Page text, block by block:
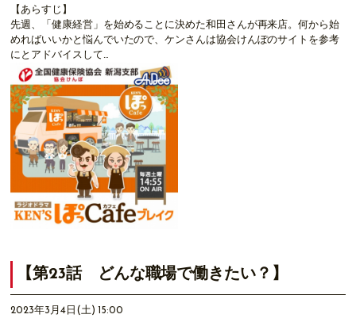
【あらすじ】
先週、「健康経営」を始めることに決めた和田さんが再来店。何から始
めればいいかと悩んでいたので、ケンさんは協会けんぽのサイトを参考
にとアドバイスして…
【第23話 どんな職場で働きたい？】
2023年3月4日(土) 15:00